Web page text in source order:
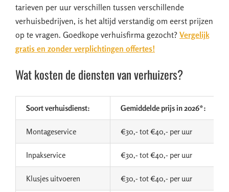
tarieven per uur verschillen tussen verschillende
verhuisbedrijven, is het altijd verstandig om eerst prijzen
op te vragen. Goedkope verhuisfirma gezocht? Vergelijk
gratis en zonder verplichtingen offertes!
Wat kosten de diensten van verhuizers?
Soort verhuisdienst: Gemiddelde prijs in 2026*:
Montageservice €30,- tot €40,- per uur
Inpakservice €30,- tot €40,- per uur
Klusjes uitvoeren €30,- tot €40,- per uur